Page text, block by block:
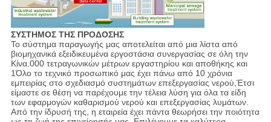
ΣΥΣΤΗΜΟΣ ΤΗΣ ΠΡΟΔΟΣΗΣ
Το σύστημα παραγωγής μας αποτελείται από μια λίστα από
βιομηχανικά εξειδικευμένα εργοστάσια συνεργασίας σε όλη την
Κίνα.000 τετραγωνικών μέτρων εργαστηρίου και αποθήκης και
1Όλο το τεχνικό προσωπικό μας έχει πάνω από 10 χρόνια
εμπειρίας στο σχεδιασμό συστημάτων επεξεργασίας νερού,Έτσι
είμαστε σε θέση να παρέχουμε την τέλεια λύση για όλα τα είδη
των εφαρμογών καθαρισμού νερού και επεξεργασίας λυμάτων.
Από την ίδρυσή της, η εταιρεία έχει πάντα θεωρήσει την ποιότητα